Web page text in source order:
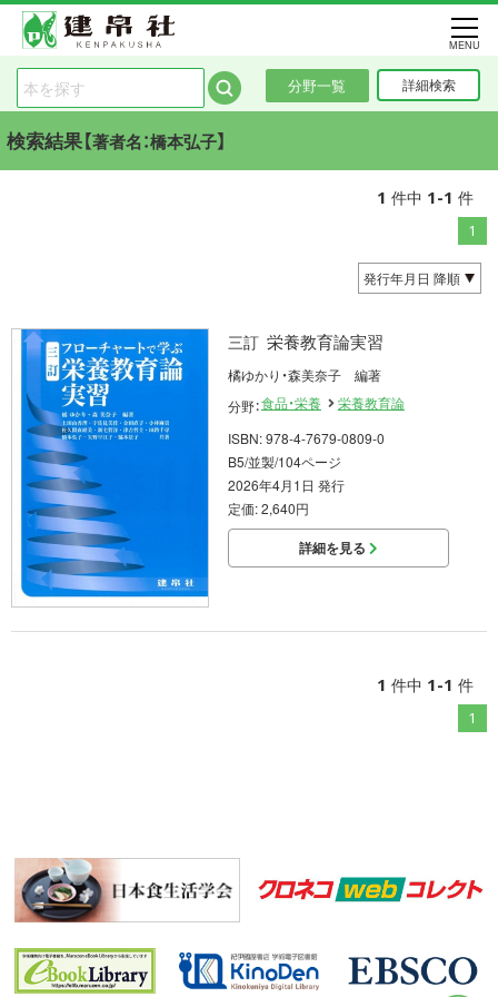
分野一覧 詳細検索
MENU
検索結果【著者名：橋本弘子】
1 件中 1-1 件
1
三訂 栄養教育論実習
橘ゆかり・森美奈子 編著
分野：食品・栄養
栄養教育論
ISBN: 978-4-7679-0809-0
B5/並製/104ページ
2026年4月1日 発行
定価: 2,640円
詳細を見る
1 件中 1-1 件
1